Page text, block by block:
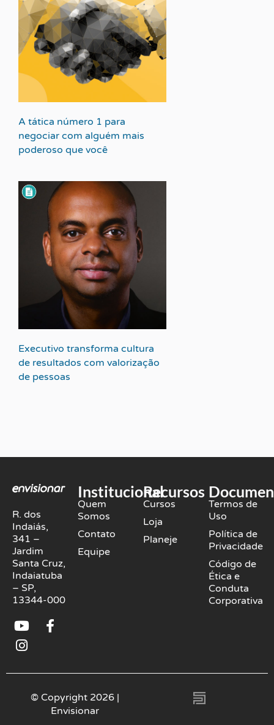
A tática número 1 para
negociar com alguém mais
poderoso que você
Executivo transforma cultura
de resultados com valorização
de pessoas
R. dos
Indaiás,
341 –
Jardim
Santa Cruz,
Indaiatuba
– SP,
13344-000
Y
o
t
F
e
o
o
I
n
t
Institucional
Quem
Somos
Contato
Equipe
Recursos
Cursos
Loja
Planeje
Termos de
Uso
Política de
Privacidade
Código de
Ética e
Conduta
Corporativa
© Copyright 2026 |
Envisionar